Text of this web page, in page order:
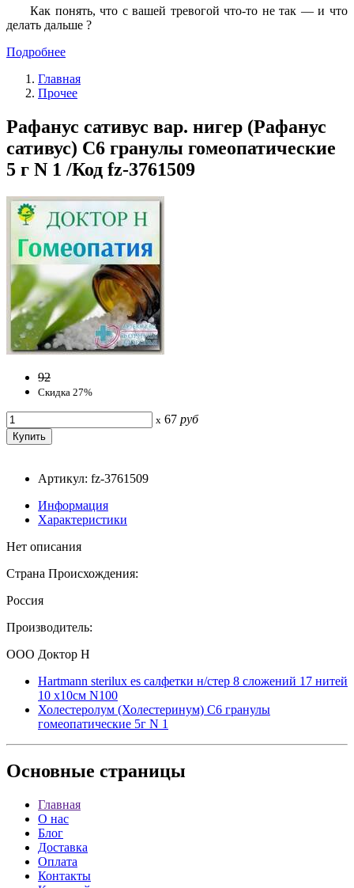
Как понять, что с вашей тревогой что-то не так — и что
делать дальше ?
Подробнее
Главная
Прочее
Рафанус сативус вар. нигер (Рафанус
сативус) С6 гранулы гомеопатические
5 г N 1 /Код fz-3761509
92
Скидка 27%
x 67 руб
Артикул: fz-3761509
Информация
Характеристики
Нет описания
Страна Происхождения:
Россия
Производитель:
ООО Доктор Н
Hartmann sterilux es салфетки н/стер 8 сложений 17 нитей
10 x10см N100
Холестеролум (Холестеринум) С6 гранулы
гомеопатические 5г N 1
Основные страницы
Главная
О нас
Блог
Доставка
Оплата
Контакты